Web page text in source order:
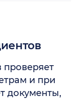
и при
документы,